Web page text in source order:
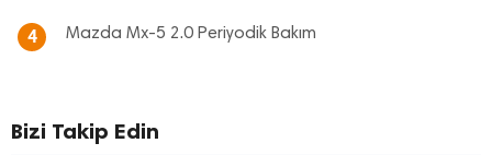
4 Mazda Mx-5 2.0 Periyodik Bakım
Bizi Takip Edin